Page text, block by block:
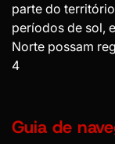
parte do
períodos de sol,
Norte possam
4
Guia de